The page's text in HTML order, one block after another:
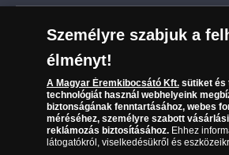
Kézbesítés
Reklamáció
Visszaküldés
Elállási űrlap
Leiratkozás a hírlevélről
Karrier
Sütik (cookies) használata
Süti (cookies)Beállítások
Társaságunkról
Az érmék és érmek ára és értéke
Gyakran ismételt kérdések
06 80 888 889
(díjmentesen hívható hétfőtől
óra között, péntekenként 9.00 és
Személyre szabjuk a
élményt!
A Magyar Éremkibocsátó Kft.sütiket és
technológiát használ webhelyeink
biztonságának fenntartásához, webes
méréséhez, személyre szabott
reklámozás biztosításához.Ehhez
látogatókról, viselkedésükről és